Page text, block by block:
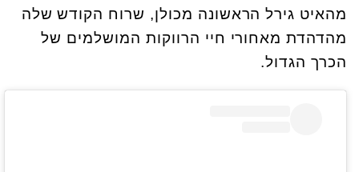
מהאיט גירל הראשונה מכולן, שרוח הקודש שלה
מהדהדת מאחורי חיי הרווקות המושלמים של
הכרך הגדול.